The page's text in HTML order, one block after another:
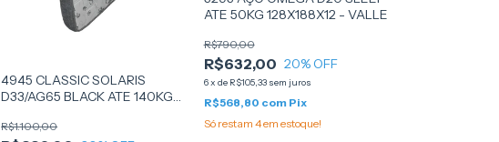
4945 CLASSIC SOLARIS
D33/AG65 BLACK ATE 140KG
GLOBAL FLEX
R$1.100,00
ATE 50KG 128X188X12 - VALLE
R$632,00
R$790,00
20% OFF
6x de R$105,33 sem juros
R$568,80 com Pix
Só restam 4em estoque!